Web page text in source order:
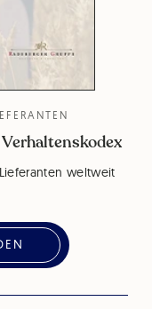
weltweit